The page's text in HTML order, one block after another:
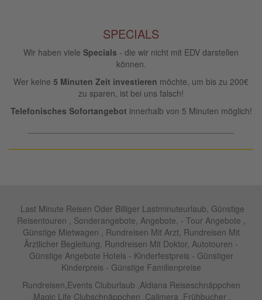
SPECIALS
Wir haben viele Specials - die wir nicht mit EDV darstellen
können.
Wer keine 5 Minuten Zeit investieren möchte, um bis zu 200€
zu sparen, ist bei uns falsch!
Telefonisches Sofortangebot innerhalb von 5 Minuten möglich!
Last Minute Reisen Oder Billiger Lastminuteurlaub, Günstige
Reisentouren , Sonderangebote, Angebote, - Tour Angebote ,
Günstige Mietwagen , Rundreisen Mit Arzt, Rundreisen Mit
Ärztlicher Begleitung, Rundreisen Mit Doktor, Autotouren -
Günstige Angebote Hotels - Kinderfestpreis - Günstiger
Kinderpreis - Günstige Familienpreise
Rundreisen,Events Cluburlaub ,Aldiana Reiseschnäppchen
,Magic Life Clubschnäppchen ,Calimera ,Frühbucher ,